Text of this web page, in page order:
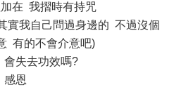
在 我摺時有持咒
實我自己問過身邊的 不過沒個
有的不會介意吧)
失去功效嗎?
感恩